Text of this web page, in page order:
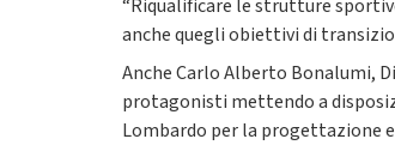
“Riqualificare le strutture
anche quegli obiettivi di
Anche Carlo Alberto Bonalumi,
protagonisti mettendo a
Lombardo per la progettazione